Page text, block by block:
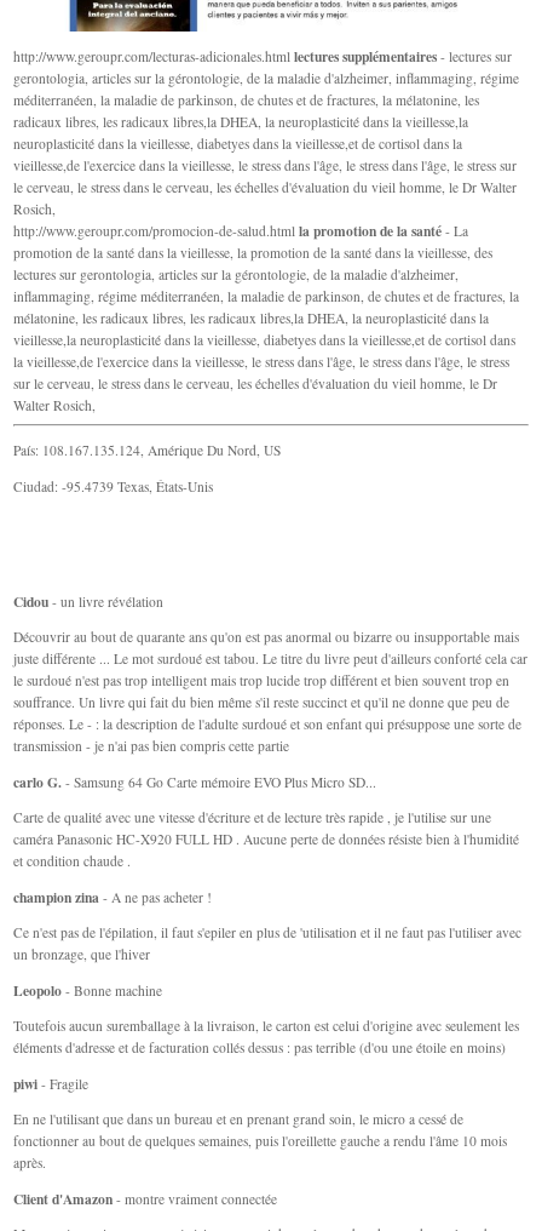
http://www.geroupr.com/lecturas-adicionales.htmllectures supplémentaires - lectures sur
gerontologia, articles sur la gérontologie, de la maladie d'alzheimer, inflammaging, régime
méditerranéen, la maladie de parkinson, de chutes et de fractures, la mélatonine, les
radicaux libres, les radicaux libres,la DHEA, la neuroplasticité dans la vieillesse,la
neuroplasticité dans la vieillesse, diabetyes dans la vieillesse,et de cortisol dans la
vieillesse,de l'exercice dans la vieillesse, le stress dans l'âge, le stress dans l'âge, le stress sur
le cerveau, le stress dans le cerveau, les échelles d'évaluation du vieil homme, le Dr Walter
Rosich,
http://www.geroupr.com/promocion-de-salud.htmlla promotion de la santé - La
promotion de la santé dans la vieillesse, la promotion de la santé dans la vieillesse, des
lectures sur gerontologia, articles sur la gérontologie, de la maladie d'alzheimer,
inflammaging, régime méditerranéen, la maladie de parkinson, de chutes et de fractures, la
mélatonine, les radicaux libres, les radicaux libres,la DHEA, la neuroplasticité dans la
vieillesse,la neuroplasticité dans la vieillesse, diabetyes dans la vieillesse,et de cortisol dans
la vieillesse,de l'exercice dans la vieillesse, le stress dans l'âge, le stress dans l'âge, le stress
sur le cerveau, le stress dans le cerveau, les échelles d'évaluation du vieil homme, le Dr
Walter Rosich,
País: 108.167.135.124, Amérique Du Nord, US
Ciudad: -95.4739 Texas, États-Unis
Cidou - un livre révélation
Découvrir au bout de quarante ans qu'on est pas anormal ou bizarre ou insupportable mais
juste différente ... Le mot surdoué est tabou. Le titre du livre peut d'ailleurs conforté cela car
le surdoué n'est pas trop intelligent mais trop lucide trop différent et bien souvent trop en
souffrance. Un livre qui fait du bien même s'il reste succinct et qu'il ne donne que peu de
réponses. Le - : la description de l'adulte surdoué et son enfant qui présuppose une sorte de
transmission - je n'ai pas bien compris cette partie
carlo G. - Samsung 64 Go Carte mémoire EVO Plus Micro SD...
Carte de qualité avec une vitesse d'écriture et de lecture très rapide , je l'utilise sur une
caméra Panasonic HC-X920 FULL HD . Aucune perte de données résiste bien à l'humidité
et condition chaude .
champion zina - A ne pas acheter !
Ce n'est pas de l'épilation, il faut s'epiler en plus de 'utilisation et il ne faut pas l'utiliser avec
un bronzage, que l'hiver
Leopolo - Bonne machine
Toutefois aucun suremballage à la livraison, le carton est celui d'origine avec seulement les
éléments d'adresse et de facturation collés dessus : pas terrible (d'ou une étoile en moins)
piwi - Fragile
En ne l'utilisant que dans un bureau et en prenant grand soin, le micro a cessé de
fonctionner au bout de quelques semaines, puis l'oreillette gauche a rendu l'âme 10 mois
après.
Client d'Amazon - montre vraiment connectée